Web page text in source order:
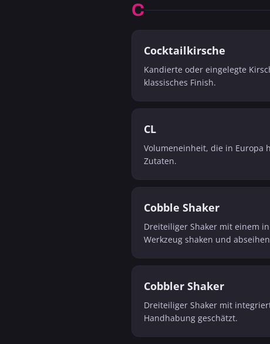
C
Cocktailkirsche
Kandierte oder eingelegte
klassisches Finish.
CL
Volumeneinheit, die in Europa
Zutaten.
Cobble Shaker
Dreiteiliger Shaker mit einem
Werkzeug shaken und
Cobbler Shaker
Dreiteiliger Shaker mit
Handhabung geschätzt.